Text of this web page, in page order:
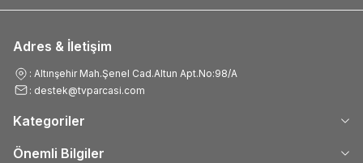
Adres & İletişim
: Altınşehir Mah.Şenel Cad.Altun Apt.No:98/A
: destek@tvparcasi.com
Kategoriler
Önemli Bilgiler